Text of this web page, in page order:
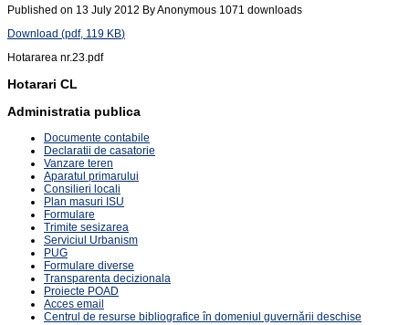
Published on 13 July 2012 ByAnonymous 1071 downloads
Download (pdf, 119 KB)
Hotararea nr.23.pdf
Hotarari CL
Administratia publica
Documente contabile
Declaratii de casatorie
Vanzare teren
Aparatul primarului
Consilieri locali
Plan masuri ISU
Formulare
Trimite sesizarea
Serviciul Urbanism
PUG
Formulare diverse
Transparenta decizionala
Proiecte POAD
Acces email
Centrul de resurse bibliografice în domeniul guvernării deschise